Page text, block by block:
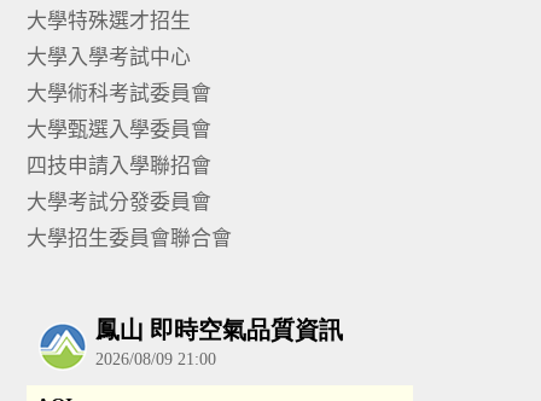
大學特殊選才招生
大學入學考試中心
大學術科考試委員會
大學甄選入學委員會
四技申請入學聯招會
大學考試分發委員會
大學招生委員會聯合會